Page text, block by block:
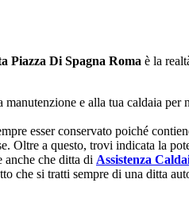
Piazza Di Spagna Roma è la
e alla tua caldaia per
esser conservato poiché
Oltre a questo, trovi indicata la
anche che ditta di Assistenza
che si tratti sempre di una ditta